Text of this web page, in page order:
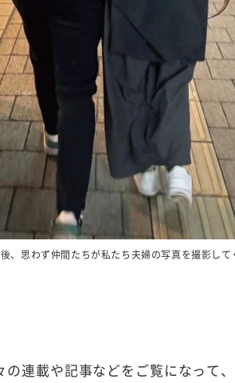
、思わず仲間たちが私たち夫婦の写真を撮影して
連載や記事などをご覧になって、